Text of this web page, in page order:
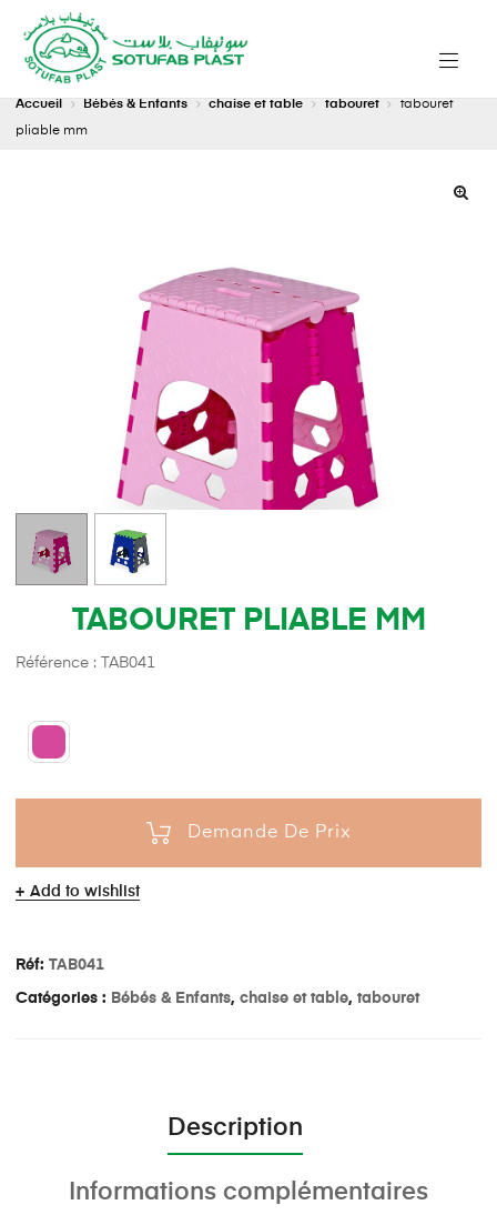
Accueil Bébés & Enfants chaise et table tabouret
tabouret
pliable mm
TABOURET PLIABLE MM
Référence : TAB041
Demande De Prix
Add to wishlist
Réf: TAB041
Catégories : Bébés & Enfants, chaise et table, tabouret
Description
Informations complémentaires